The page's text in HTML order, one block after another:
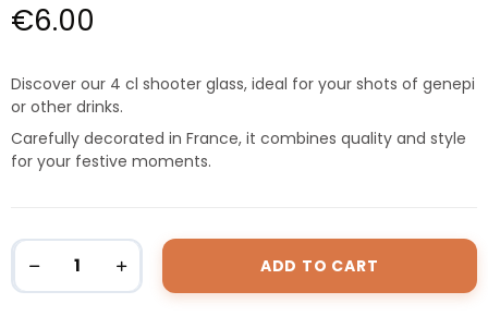
€6.00
Discover our 4 cl shooter glass, ideal for your shots of genepi
or other drinks.
Carefully decorated in France, it combines quality and style
for your festive moments.
ADD TO CART